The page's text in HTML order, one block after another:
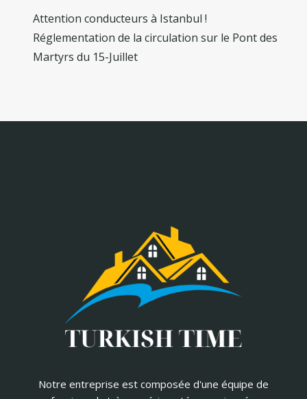
Attention conducteurs à Istanbul !
Réglementation de la circulation sur le Pont des
Martyrs du 15-Juillet
Notre entreprise est composée d'une équipe de